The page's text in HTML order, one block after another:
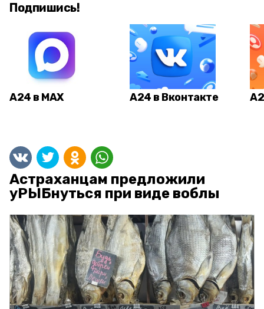
Подпишись!
А24 в MAX А24 в Вконтакте
Астраханцам предложили
уРЫБнуться при виде воблы